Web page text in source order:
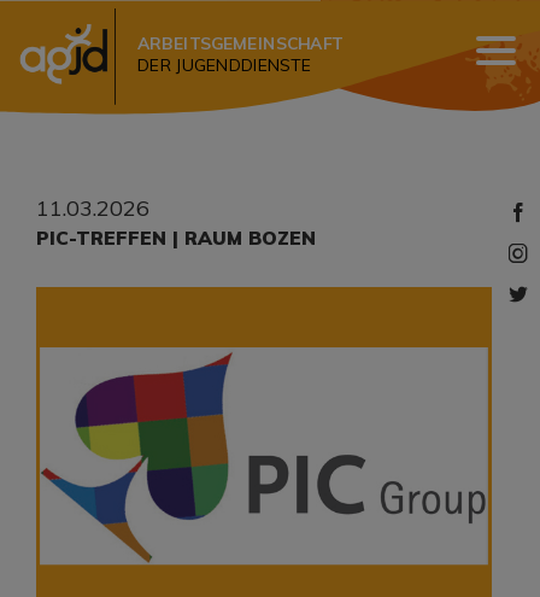
ARBEITSGEMEINSCHAFT
DER JUGENDDIENSTE
11.03.2026
​PIC-TREFFEN | RAUM BOZEN